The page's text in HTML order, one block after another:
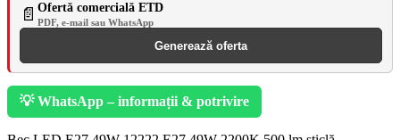
📄 Ofertă comercială ETD
PDF, e-mail sau WhatsApp
Generează oferta
💡 WhatsApp – informații & potrivire